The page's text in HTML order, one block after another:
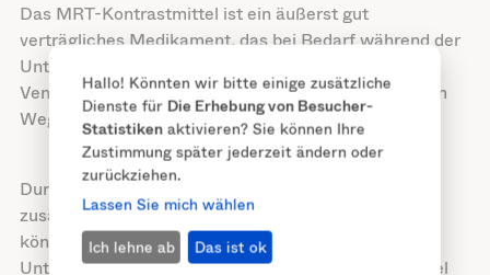
Das MRT-Kontrastmittel ist ein äußerst gut
verträgliches Medikament, das bei Bedarf während der
Untersuchung über einen Zugang im Arm über die
Venen gespritzt wird und vom Körper auf natürlichem
Wege ausgeschieden wird.
Durch die Gabe eines Kontrastmittels werden
zusätzliche Informationen gewonnen, die helfen
können, eine genauere Diagnose zu stellen. Viele
Untersuchungen im MRT können ohne Kontrastmittel
Hallo! Könnten wir bitte einige zusätzliche
Dienste für Die Erhebung von Besucher-
Statistikenaktivieren? Sie können Ihre
Zustimmung später jederzeit ändern oder
zurückziehen.
Lassen Sie mich wählen
Ich lehne ab
Das ist ok